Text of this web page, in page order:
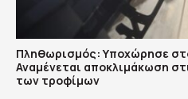
Πληθωρισμός: Υποχώρησε
Αναμένεται αποκλιμάκωση
των τροφίμων